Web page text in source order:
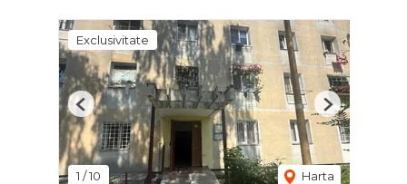
Exclusivitate
1 /10 Harta
Previous Next